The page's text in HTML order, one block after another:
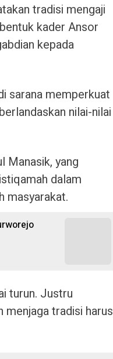
tradisi mengaji
kader Ansor
kepada
sarana memperkuat
nilai-nilai
Manasik, yang
dalam
masyarakat.
turun. Justru
menjaga tradisi harus